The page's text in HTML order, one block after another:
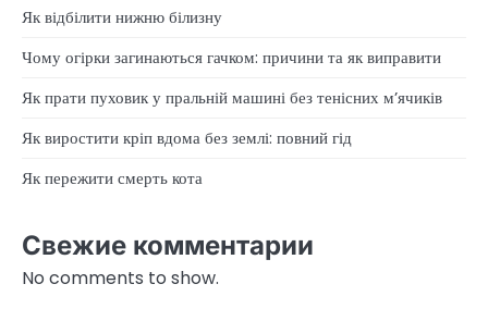
Як відбілити нижню білизну
Чому огірки загинаються гачком: причини та як виправити
Як прати пуховик у пральній машині без тенісних м’ячиків
Як виростити кріп вдома без землі: повний гід
Як пережити смерть кота
Свежие комментарии
No comments to show.